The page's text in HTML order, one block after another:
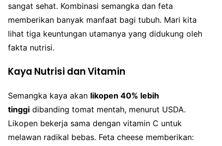
sangat sehat. Kombinasi semangka dan feta
memberikan banyak manfaat bagi tubuh. Mari kita
lihat tiga keuntungan utamanya yang didukung oleh
fakta nutrisi.
Kaya Nutrisi dan Vitamin
Semangka kaya akan likopen 40% lebih
tinggi dibanding tomat mentah, menurut USDA.
Likopen bekerja sama dengan vitamin C untuk
melawan radikal bebas. Feta cheese memberikan: